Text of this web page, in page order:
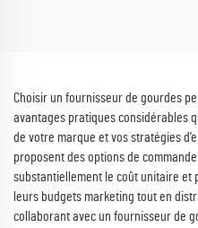
Choisir un fournisseur de gourdes
avantages pratiques considérables
de votre marque et vos stratégies
proposent des options de
substantiellement le coût unitaire et
leurs budgets marketing tout en
collaborant avec un fournisseur de